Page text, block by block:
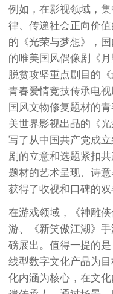
例如，在影视领域，
律、传递社会正向价
的《光荣与梦想》，
的唯美国风偶像剧《
脱贫攻坚重点剧目的
青春爱情竞技传承电
国风文物修复题材的
美世界影视出品的《
写了从中国共产党成
剧的立意和选题紧扣
题材的艺术呈现、诗
获得了收视和口碑的双
在游戏领域，《神雕
游、《新笑傲江湖》
磅展出。值得一提的
线型数字文化产品为
化内涵为核心，在文